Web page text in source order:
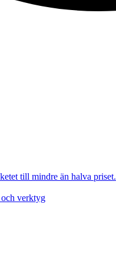
till mindre än halva priset.
verktyg